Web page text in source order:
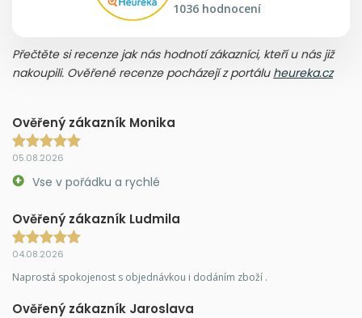
1036 hodnocení
Přečtěte si recenze jak nás hodnotí zákazníci, kteří u nás již
nakoupili. Ověřené recenze pocházejí z portálu heureka.cz
Ověřený zákazník Monika
05.08.2026
Vse v pořádku a rychlé
Ověřený zákazník Ludmila
04.08.2026
Naprostá spokojenost s objednávkou i dodáním zboží .
Ověřený zákazník Jaroslava